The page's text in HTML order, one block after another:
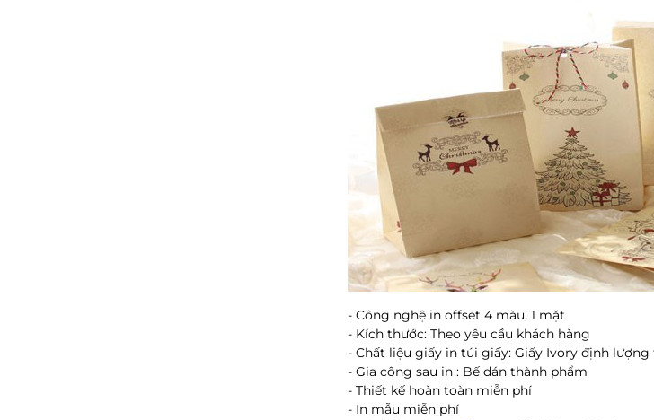
- Công nghệ in offset 4 màu, 1 mặt
- Kích thước: Theo yêu cầu khách hàng
- Chất liệu giấy in túi giấy: Giấy Ivory định lượng
- Gia công sau in : Bế dán thành phẩm
- Thiết kế hoàn toàn miễn phí
- In mẫu miễn phí